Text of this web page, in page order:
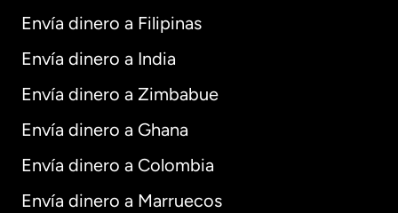
Envía dinero a Filipinas
Envía dinero a India
Envía dinero a Zimbabue
Envía dinero a Ghana
Envía dinero a Colombia
Envía dinero a Marruecos